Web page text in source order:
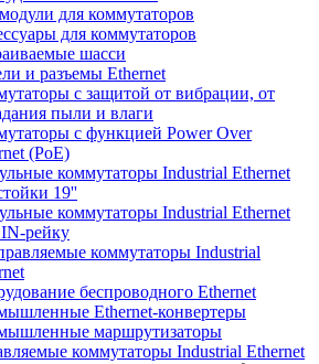
для коммутаторов
для коммутаторов
шасси
и разъемы Ethernet
с защитой от вибрации, от
пыли и влаги
с функцией Power Over
(PoE)
коммутаторы Industrial Ethernet
19''
коммутаторы Industrial Ethernet
рейку
коммутаторы Industrial
беспроводного Ethernet
Ethernet-конвертеры
маршрутизаторы
коммутаторы Industrial Ethernet